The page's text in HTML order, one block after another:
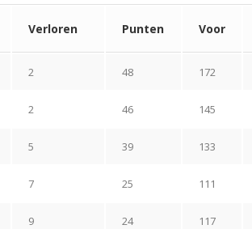
Verloren Punten Voor
2 48 172
2 46 145
5 39 133
7 25 111
9 24 117